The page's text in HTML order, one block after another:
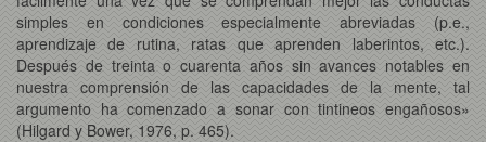
simples en condiciones especialmente abreviadas (p.e.,
aprendizaje de rutina, ratas que aprenden laberintos, etc.).
Después de treinta o cuarenta años sin avances notables en
nuestra comprensión de las capacidades de la mente, tal
argumento ha comenzado a sonar con tintineos engañosos»
(Hilgard y Bower, 1976, p. 465).